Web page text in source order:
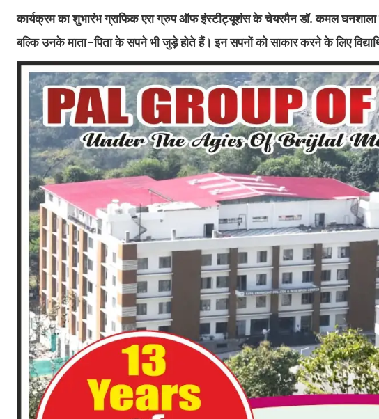
कार्यक्रम का शुभारंभ ग्राफिक एरा ग्रुप ऑफ इंस्टीट्यूशंस के चेयरमैन डॉ. कमल घनशाला
बल्कि उनके माता-पिता के सपने भी जुड़े होते हैं। इन सपनों को साकार करने के लिए